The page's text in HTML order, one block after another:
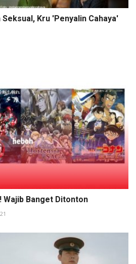
Kru 'Penyalin Cahaya'
Wajib Banget Ditonton